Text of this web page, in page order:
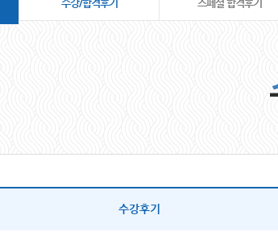
수강/합격후기 스페셜 합격후기
수강후기